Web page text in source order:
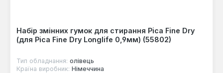
Набір змінних гумок для стирання Pica Fine Dry
(для Pica Fine Dry Longlife 0,9мм) (55802)
Тип обладнання: олівець
Країна виробник: Німеччина